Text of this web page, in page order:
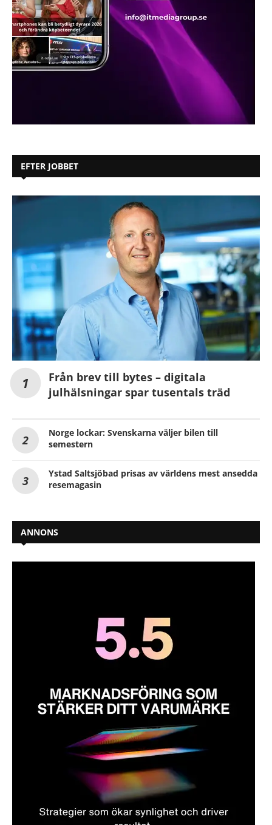
EFTER JOBBET
Från brev till bytes – digitala
julhälsningar spar tusentals träd
Norge lockar: Svenskarna väljer bilen till
semestern
Ystad Saltsjöbad prisas av världens mest ansedda
resemagasin
ANNONS